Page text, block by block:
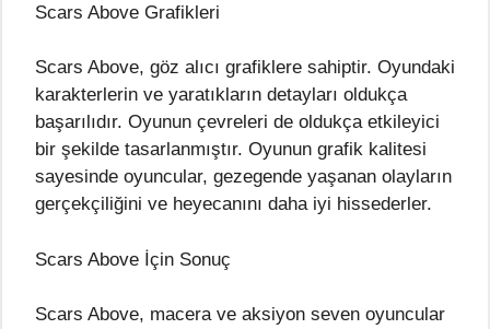
Scars Above Grafikleri
Scars Above, göz alıcı grafiklere sahiptir. Oyundaki
karakterlerin ve yaratıkların detayları oldukça
başarılıdır. Oyunun çevreleri de oldukça etkileyici
bir şekilde tasarlanmıştır. Oyunun grafik kalitesi
sayesinde oyuncular, gezegende yaşanan olayların
gerçekçiliğini ve heyecanını daha iyi hissederler.
Scars Above İçin Sonuç
Scars Above, macera ve aksiyon seven oyuncular